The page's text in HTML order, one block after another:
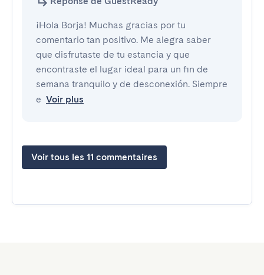
¡Hola Borja! Muchas gracias por tu
comentario tan positivo. Me alegra saber
que disfrutaste de tu estancia y que
encontraste el lugar ideal para un fin de
semana tranquilo y de desconexión. Siempre
e Voir plus
Voir tous les 11 commentaires